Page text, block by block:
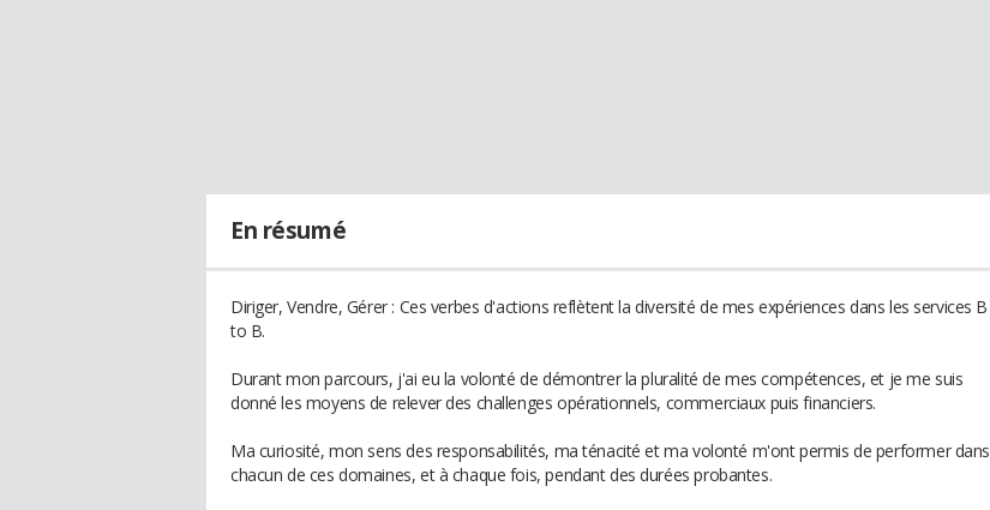
En résumé
Diriger, Vendre, Gérer : Ces verbes d'actions reflètent la diversité de mes expériences dans les services B
to B.
Durant mon parcours, j'ai eu la volonté de démontrer la pluralité de mes compétences, et je me suis
donné les moyens de relever des challenges opérationnels, commerciaux puis financiers.
Ma curiosité, mon sens des responsabilités, ma ténacité et ma volonté m'ont permis de performer dans
chacun de ces domaines, et à chaque fois, pendant des durées probantes.